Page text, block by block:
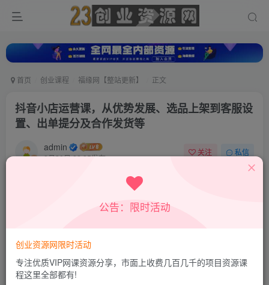
首页 创业课程 福缘网【整站更新】 正文
抖音小店运营课，从优势发展、选品上架到客服设
置、出单提分及合作发货等
admin
8月30日 22:35发布
关注 私信
超级会员
公告：限时活动
创业资源网限时活动
专注优质VIP网课资源分享，市面上收费几百几千的项目资源课
程这里全部都有!